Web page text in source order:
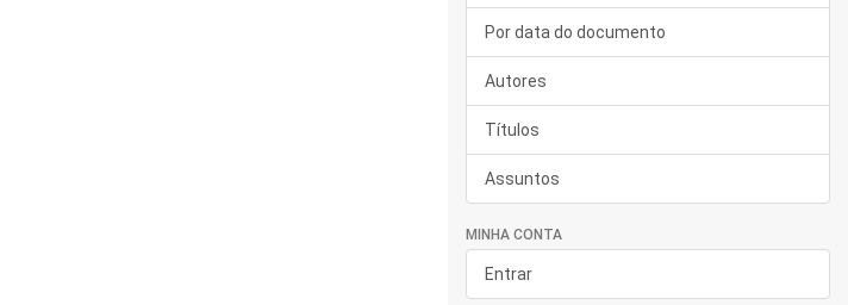
Por data do documento
Autores
Títulos
Assuntos
MINHA CONTA
Entrar